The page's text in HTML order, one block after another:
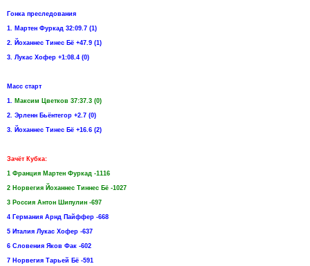
Гонка преследования
1. Мартен Фуркад 32:09.7 (1)
2. Йоханнес Тинес Бё +47.9 (1)
3. Лукас Хофер +1:08.4 (0)
Масс старт
1. Максим Цветков 37:37.3 (0)
2. Эрленн Бьёнтегор +2.7 (0)
3. Йоханнес Тинес Бё +16.6 (2)
Зачёт Кубка:
1 Франция Мартен Фуркад -1116
2 Норвегия Йоханнес Тиннес Бё -1027
3 Россия Антон Шипулин -697
4 Германия Арнд Пайффер -668
5 Италия Лукас Хофер -637
6 Словения Яков Фак -602
7 Норвегия Тарьей Бё -591